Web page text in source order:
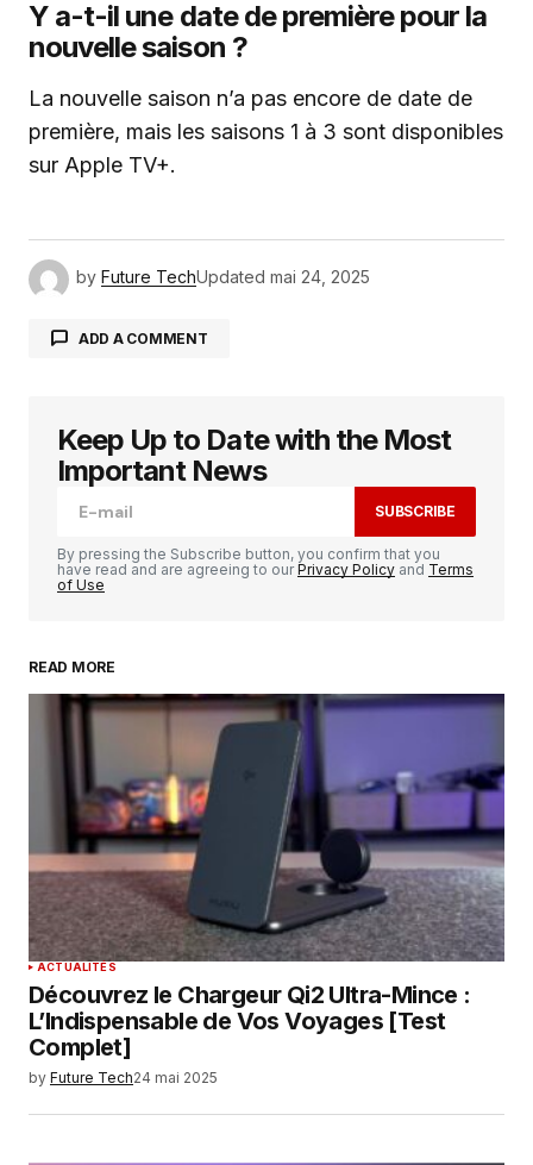
Y a-t-il une date de première pour la
nouvelle saison ?
La nouvelle saison n’a pas encore de date de
première, mais les saisons 1 à 3 sont disponibles
sur Apple TV+.
by Future TechUpdated mai 24, 2025
ADD A COMMENT
Votre adresse e-mail ne sera pas publiée. Les
champs obligatoires sont indiqués avec
Your Name
Enregistrer mon nom, mon e-mail et mon
site dans le navigateur pour mon prochain
commentaire.
SUBMIT COMMENT
Keep Up to Date with the Most
Important News
SUBSCRIBE
By pressing the Subscribe button, you confirm that you
have read and are agreeing to ourPrivacy Policy and Terms
of Use
READ MORE
ACTUALITÉS
Découvrez le Chargeur Qi2 Ultra-Mince :
L’Indispensable de Vos Voyages [Test
Complet]
by Future Tech24 mai 2025